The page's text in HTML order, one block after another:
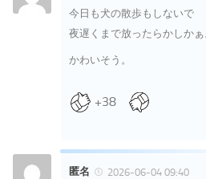
今日も犬の散歩もしないで
夜遅くまで放ったらかしかぁ
かわいそう。
+38
匿名
2026-06-04 09:40